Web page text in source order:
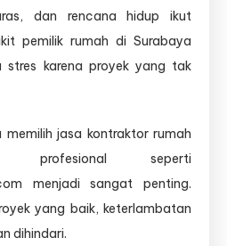
dan rencana hidup ikut
pemilik rumah di Surabaya
stres karena proyek yang tak
memilih jasa kontraktor rumah
profesional seperti
menjadi sangat penting.
yang baik, keterlambatan
dihindari.